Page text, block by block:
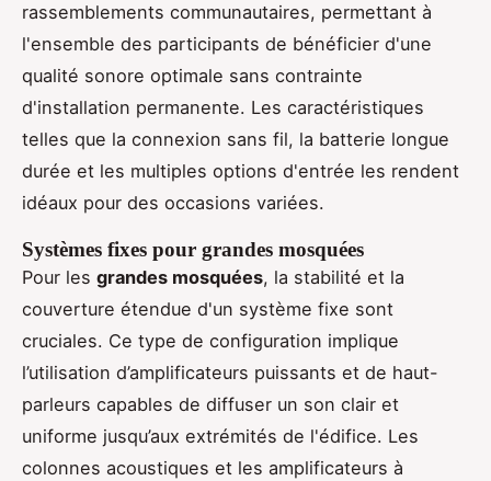
rassemblements communautaires, permettant à
l'ensemble des participants de bénéficier d'une
qualité sonore optimale sans contrainte
d'installation permanente. Les caractéristiques
telles que la connexion sans fil, la batterie longue
durée et les multiples options d'entrée les rendent
idéaux pour des occasions variées.
Systèmes fixes pour grandes mosquées
Pour les grandes mosquées, la stabilité et la
couverture étendue d'un système fixe sont
cruciales. Ce type de configuration implique
l’utilisation d’amplificateurs puissants et de haut-
parleurs capables de diffuser un son clair et
uniforme jusqu’aux extrémités de l'édifice. Les
colonnes acoustiques et les amplificateurs à